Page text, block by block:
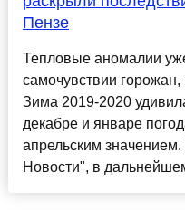
Пензе
Тепловые аномалии
самочувствии
Зима 2019-2020
декабре и январе
апрельским
Новости", в